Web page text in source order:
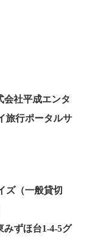
会社平成エンタ
旅行ポータルサ
ズ（一般貸切
みずほ台1-4-5グ